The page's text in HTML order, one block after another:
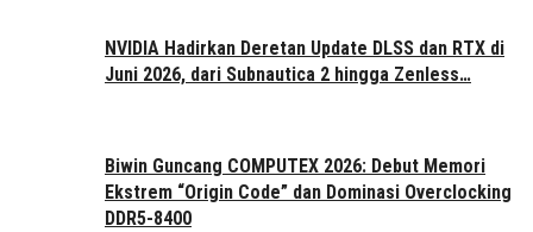
NVIDIA Hadirkan Deretan Update DLSS dan RTX di
Juni 2026, dari Subnautica 2 hingga Zenless…
Biwin Guncang COMPUTEX 2026: Debut Memori
Ekstrem “Origin Code” dan Dominasi Overclocking
DDR5-8400